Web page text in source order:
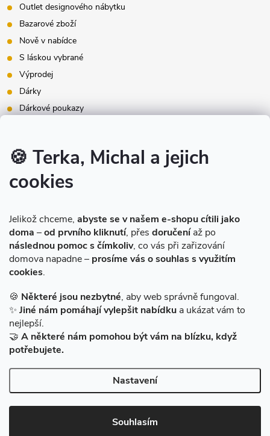
🍪 Terka, Michal a jejich
cookies
Jelikož chceme, abyste se v našem e-shopu cítili jako
doma –od prvního kliknutí, přes doručeníaž po
následnou pomoc s čímkoliv, co vás při zařizování
domova napadne – prosíme vás o souhlas s využitím
cookies.
🍪 Některé jsou nezbytné, aby web správně fungoval.
✨ Jiné nám pomáhají vylepšit nabídku a ukázat vám to
nejlepší.
🤝 A některé nám pomohou být vám na blízku, když
potřebujete.
Nastavení
Souhlasím
Outlet designového nábytku
Bazarové zboží
Nově v nabídce
S láskou vybrané
Výprodej
Dárky
Dárkové poukazy
Instagram
Facebook
Zprovozněný e-shop na Shoptetu máme od DF
Copyright 2026BAZARMS-HK. Všechna práva vyhrazena.